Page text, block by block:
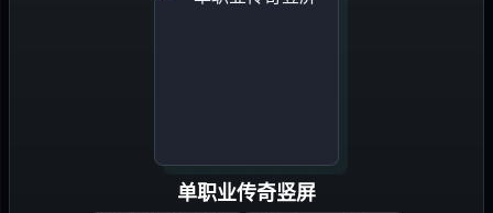
单职业传奇竖屏